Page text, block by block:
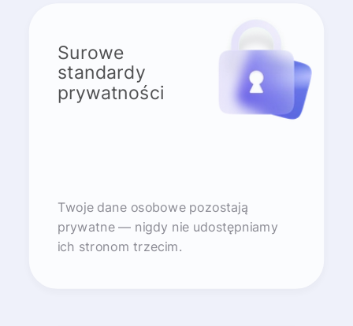
Surowe
standardy
prywatności
Twoje dane osobowe pozostają
prywatne — nigdy nie udostępniamy
ich stronom trzecim.